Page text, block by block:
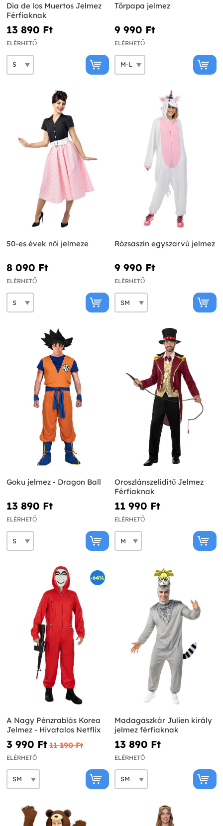
Dia de los Muertos Jelmez
Férfiaknak
13 890 Ft‎
ELÉRHETŐ
Törpapa jelmez
9 990 Ft‎
ELÉRHETŐ
50-es évek női jelmeze
8 090 Ft‎
ELÉRHETŐ
Rózsaszín egyszarvú jelmez
9 990 Ft‎
ELÉRHETŐ
Goku jelmez - Dragon Ball
13 890 Ft‎
ELÉRHETŐ
Oroszlánszelídítő Jelmez
Férfiaknak
11 990 Ft‎
ELÉRHETŐ
-64%
A Nagy Pénzrablás Korea
Jelmez - Hivatalos Netflix
3 990 Ft‎ 11 190 Ft‎
ELÉRHETŐ
Madagaszkár Julien király
jelmez férfiaknak
13 890 Ft‎
ELÉRHETŐ